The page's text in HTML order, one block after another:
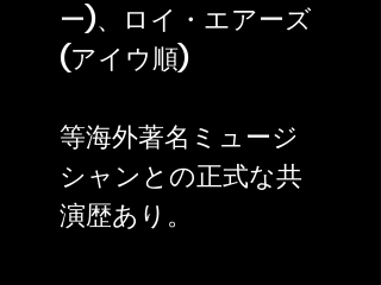
ー)、ロイ・エアーズ
(アイウ順)
等海外著名ミュージ
シャンとの正式な共
演歴あり。